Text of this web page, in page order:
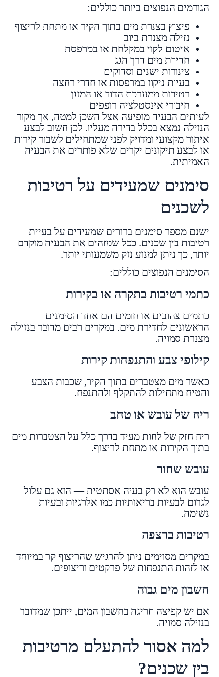
הגורמים הנפוצים ביותר כוללים:
פיצוץ בצנרת מים בתוך הקיר או מתחת לריצוף
נזילה מצנרת ביוב
איטום לקוי במקלחת או במרפסת
חדירת מים דרך הגג
צינורות ישנים וסדוקים
בעיות ניקוז במרפסות או חדרי רחצה
רטיבות ממערכת הדוד או המזגן
חיבורי אינסטלציה רופפים
לעיתים הבעיה מופיעה אצל השכן למטה, אך מקור
הנזילה נמצא בכלל בדירה מעליו. לכן חשוב לבצע
איתור מקצועי ומדויק לפני שמתחילים לשבור קירות
או לבצע תיקונים יקרים שלא פותרים את הבעיה
האמיתית.
סימנים שמעידים על רטיבות
לשכנים
ישנם מספר סימנים ברורים שמעידים על בעיית
רטיבות בין שכנים. ככל שמזהים את הבעיה מוקדם
יותר, כך ניתן למנוע נזק משמעותי יותר.
הסימנים הנפוצים כוללים:
כתמי רטיבות בתקרה או בקירות
כתמים צהובים או חומים הם אחד הסימנים
הראשונים לחדירת מים. במקרים רבים מדובר בנזילה
מצנרת סמויה.
קילופי צבע והתנפחות קירות
כאשר מים מצטברים בתוך הקיר, שכבות הצבע
והטיח מתחילות להתקלף ולהתנפח.
ריח של עובש או טחב
ריח חזק של לחות מעיד בדרך כלל על הצטברות מים
בתוך הקירות או מתחת לריצוף.
עובש שחור
עובש הוא לא רק בעיה אסתטית — הוא גם עלול
לגרום לבעיות בריאותיות כמו אלרגיות ובעיות
נשימה.
רטיבות ברצפה
במקרים מסוימים ניתן להרגיש שהריצוף קר במיוחד
או לזהות התנפחות של פרקטים וריצופים.
חשבון מים גבוה
אם יש קפיצה חריגה בחשבון המים, ייתכן שמדובר
בנזילה סמויה.
למה אסור להתעלם מרטיבות
בין שכנים?